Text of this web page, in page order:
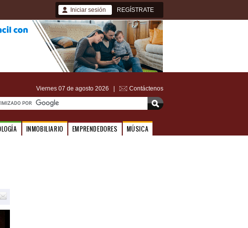
Iniciar sesión REGÍSTRATE
Viernes 07 de agosto 2026 | Contáctenos
INMOBILIARIO EMPRENDEDORES MÚSICA